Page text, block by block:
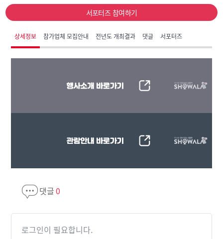
서포터즈 참여하기
상세정보 참가업체 모집안내 전년도 개최결과 댓글 서포터즈
댓글0
로그인이 필요합니다.